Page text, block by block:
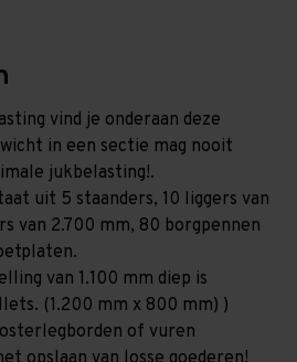
vind je onderaan deze
in een sectie mag nooit
jukbelasting!.
uit 5 staanders, 10 liggers van
van 2.700 mm, 80 borgpennen
van 1.100 mm diep is
(1.200 mm x 800 mm) )
of vuren